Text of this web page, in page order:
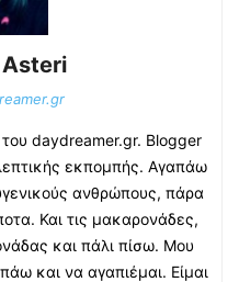
daydreamer.gr. Blogger
εκπομπής. Αγαπάω
ανθρώπους, πάρα
Και τις μακαρονάδες,
και πάλι πίσω. Μου
και να αγαπιέμαι. Είμαι